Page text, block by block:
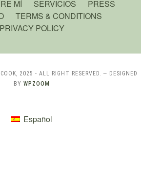
MÍ SERVICIOS
PRESS
TERMS & CONDITIONS
PRIVACY POLICY
2025 - ALL RIGHT RESERVED. — DESIGNED
BY WPZOOM
Español